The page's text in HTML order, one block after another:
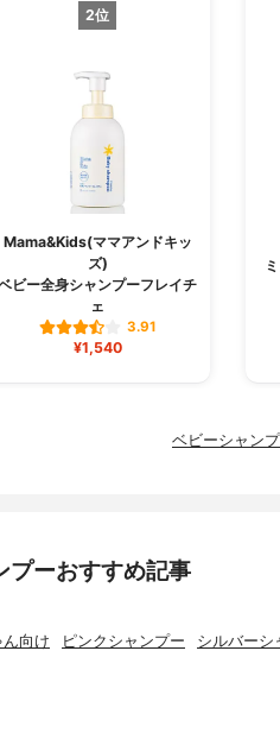
2位
Mama&Kids(ママアンドキッ
ズ)
ビー全身シャンプーフレイチ
ェ
3.91
¥1,540
ベビーシャン
プーおすすめ記事
向け ピンクシャンプー シルバーシ